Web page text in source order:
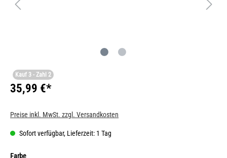
Kauf 3 - Zahl 2
35,99 €*
Preise inkl. MwSt. zzgl. Versandkosten
Sofort verfügbar, Lieferzeit: 1 Tag
Farbe